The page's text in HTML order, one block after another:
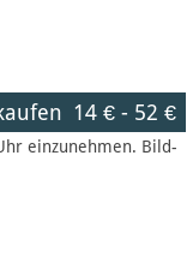
14 €- 52 €
einzunehmen. Bild-